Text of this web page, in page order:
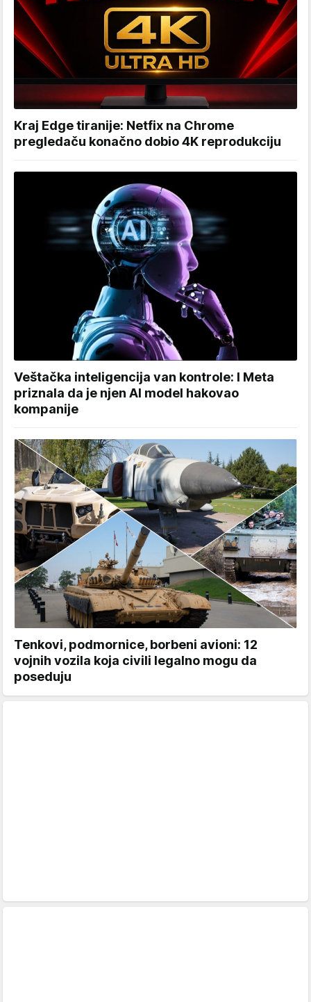
Kraj Edge tiranije: Netfix na Chrome
pregledaču konačno dobio 4K reprodukciju
Veštačka inteligencija van kontrole: I Meta
priznala da je njen AI model hakovao
kompanije
Tenkovi, podmornice, borbeni avioni: 12
vojnih vozila koja civili legalno mogu da
poseduju